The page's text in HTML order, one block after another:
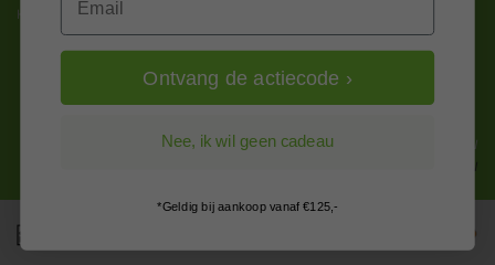
Kitcentrum is trots op:
Alle prijzen zijn in EURO en excl. 21% BTW
wijzig naar incl. BTW
Ontvang de actiecode ›
Nee, ik wil geen cadeau
*Geldig bij aankoop vanaf €125,-